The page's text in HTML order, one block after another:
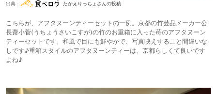
出典： たかえりっちょさんの投稿
こちらが、アフタヌーンティーセットの一例。京都の竹芸品メーカー公
長齋小菅(うちょうさいこすが)の竹のお重箱に入った苺のアフタヌーン
ティーセットです。和風で目にも鮮やかで、写真映えすること間違いな
しです♪重箱スタイルのアフタヌーンティーは、京都らしくて良いです
よね♪